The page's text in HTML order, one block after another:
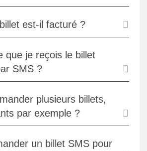
est-il facturé ?
que je reçois le billet
SMS ?
plusieurs billets,
par exemple ?
un billet SMS pour